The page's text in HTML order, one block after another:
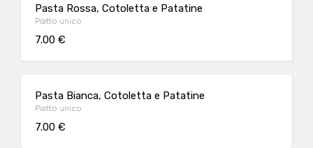
Pasta Rossa, Cotoletta e Patatine
Piatto unico
7.00 €
Pasta Bianca, Cotoletta e Patatine
Piatto unico
7.00 €